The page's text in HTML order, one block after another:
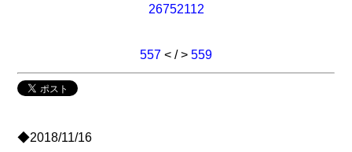
26752112
557 < / > 559
◆2018/11/16